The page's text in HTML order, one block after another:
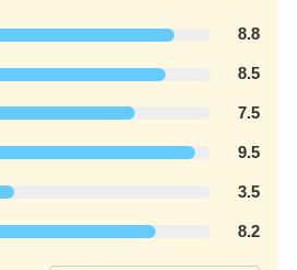
8.8
8.5
7.5
9.5
3.5
8.2